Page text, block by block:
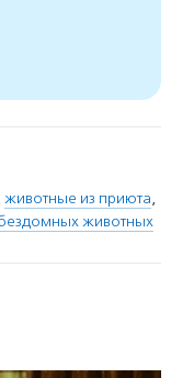
животные из приюта,
животных